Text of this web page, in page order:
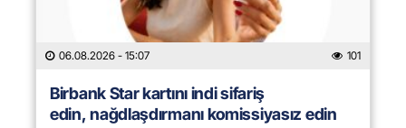
06.08.2026 - 15:07 101
Birbank Star kartını indi sifariş
edin, nağdlaşdırmanı komissiyasız edin